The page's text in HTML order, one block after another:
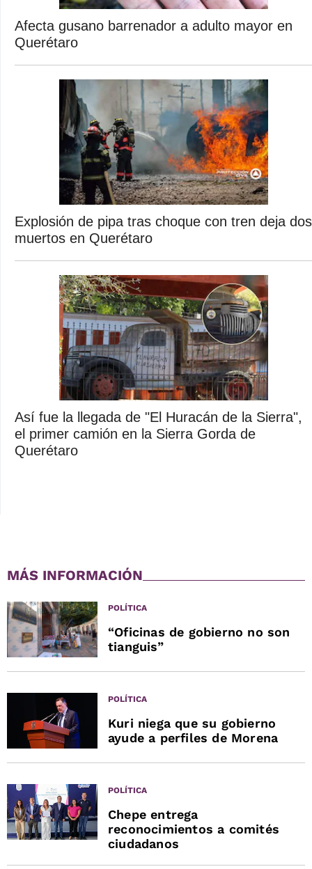
Afecta gusano barrenador a adulto mayor en
Querétaro
Explosión de pipa tras choque con tren deja dos
muertos en Querétaro
Así fue la llegada de "El Huracán de la Sierra",
el primer camión en la Sierra Gorda de
Querétaro
MÁS INFORMACIÓN
POLÍTICA
“Oficinas de gobierno no son
tianguis”
POLÍTICA
Kuri niega que su gobierno
ayude a perfiles de Morena
POLÍTICA
Chepe entrega
reconocimientos a comités
ciudadanos